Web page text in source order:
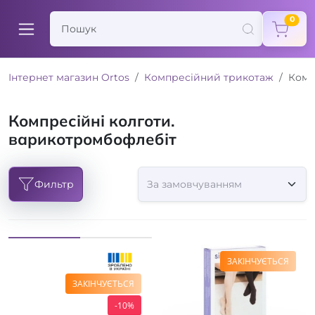
0
Інтернет магазин Ortos Компресійний трикотаж
Компресійні колготи.
варикотромбофлебіт
Фильтр
ЗАКІНЧУЄТЬСЯ
-10%
ЗАКІНЧУЄТЬСЯ